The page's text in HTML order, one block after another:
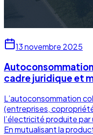
13 novembre 2025
cadre juridique et
L’autoconsommation
(entreprises,
l’électricité produite
En mutualisant la